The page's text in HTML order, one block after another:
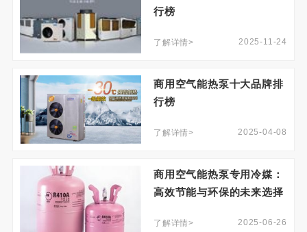
行榜
了解详情> 2025-11-24
商用空气能热泵十大品牌排
行榜
了解详情> 2025-04-08
商用空气能热泵专用冷媒：
高效节能与环保的未来选择
了解详情> 2025-06-26